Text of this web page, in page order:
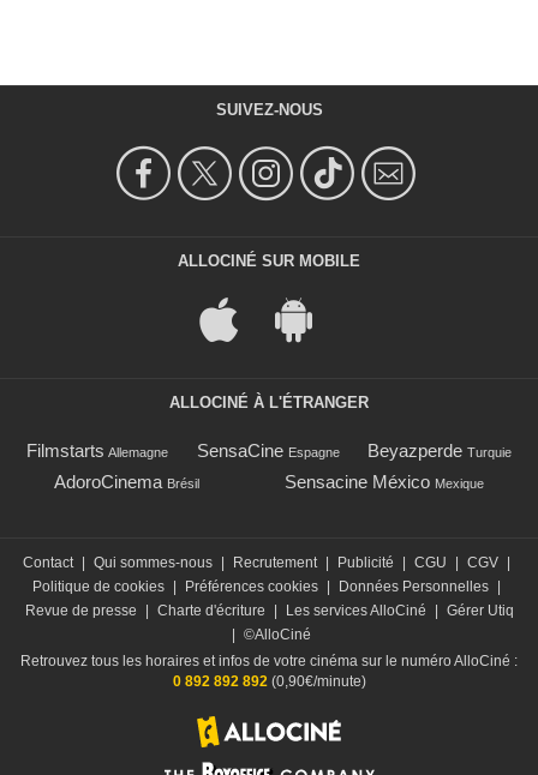
SUIVEZ-NOUS
ALLOCINÉ SUR MOBILE
ALLOCINÉ À L'ÉTRANGER
Filmstarts Allemagne SensaCine Espagne Beyazperde Turquie
AdoroCinema Brésil Sensacine México Mexique
Contact Qui sommes-nous Recrutement Publicité CGU CGV
Politique de cookies
Préférences cookies Données Personnelles
Revue de presse
Charte d'écriture Les services AlloCiné
Gérer Utiq
©AlloCiné
Retrouvez tous les horaires et infos de votre cinéma sur le numéro AlloCiné :
0 892 892 892(0,90€/minute)